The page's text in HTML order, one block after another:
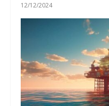
12/12/2024